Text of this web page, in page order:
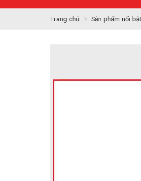
Trang chủ Sản phẩm nổi bật